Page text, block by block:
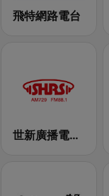
飛特網路電台
世新廣播電台SHRS 729 AM